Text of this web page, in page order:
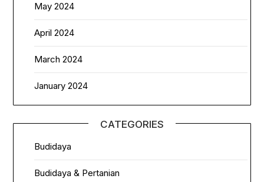
May 2024
April 2024
March 2024
January 2024
CATEGORIES
Budidaya
Budidaya & Pertanian